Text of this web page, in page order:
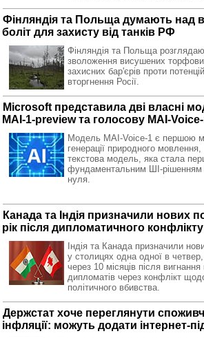
Фінляндія та Польща думають над
боліт для захисту від танків РФ
Фінляндія та Польща
зволоження висушених
захисних бар'єрів проти
вторгнення Росії.
Microsoft представила дві власні
MAI-1-preview та голосову MAI-
Модель MAI-Voice-1 є першою
генерації природного
текстова модель, яка стала
фундаментальним ШІ-
нуля.
Канада та Індія призначили нових
рік після дипломатичного конфлікту
Індія та Канада призначили
у столицях одна одної в
через 10 місяців після
дипломатів через конфлікт
політичного вбивства.
Держстат хоче переглянути
інфляції: можуть додати інтернет-